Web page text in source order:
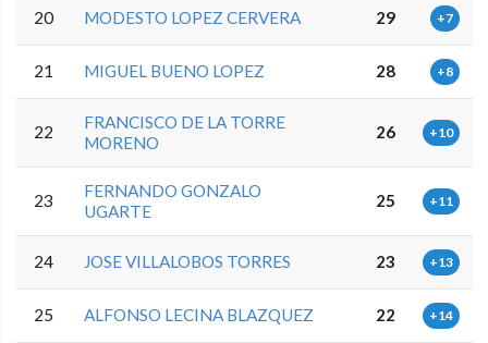
20 MODESTO LOPEZ CERVERA 29 +7
21 MIGUEL BUENO LOPEZ 28 +8
22
FRANCISCO DE LA TORRE
MORENO
26 +10
23
FERNANDO GONZALO
UGARTE
25 +11
24 JOSE VILLALOBOS TORRES 23 +13
25 ALFONSO LECINA BLAZQUEZ 22 +14